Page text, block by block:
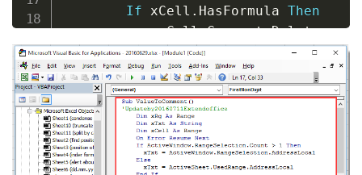
If xCell . HasFormula Then
            xCell
.Comment.Delete
            xCell
.AddComment CStr(
End
If
Next
    Application
.ScreenUpdating
True
End Sub